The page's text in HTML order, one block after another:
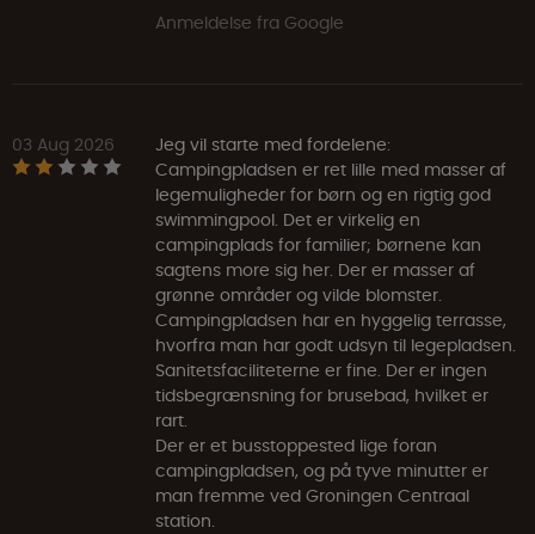
Anmeldelse fra Google
03 Aug 2026
Jeg vil starte med fordelene:
Campingpladsen er ret lille med masser af
legemuligheder for børn og en rigtig god
swimmingpool. Det er virkelig en
campingplads for familier; børnene kan
sagtens more sig her. Der er masser af
grønne områder og vilde blomster.
Campingpladsen har en hyggelig terrasse,
hvorfra man har godt udsyn til legepladsen.
Sanitetsfaciliteterne er fine. Der er ingen
tidsbegrænsning for brusebad, hvilket er
rart.
Der er et busstoppested lige foran
campingpladsen, og på tyve minutter er
man fremme ved Groningen Centraal
station.